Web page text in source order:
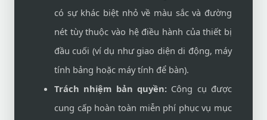
có sự khác biệt nhỏ về màu sắc và đường
nét tùy thuộc vào hệ điều hành của thiết bị
đầu cuối (ví dụ như giao diện di động, máy
tính bảng hoặc máy tính để bàn).
Trách nhiệm bản quyền: Công cụ được
cung cấp hoàn toàn miễn phí phục vụ mục